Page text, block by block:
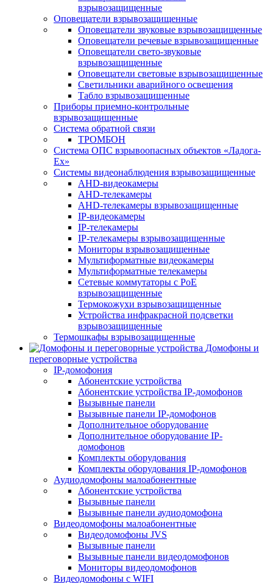
взрывозащищенные
Оповещатели взрывозащищенные
Оповещатели звуковые взрывозащищенные
Оповещатели речевые взрывозащищенные
Оповещатели свето-звуковые
взрывозащищенные
Оповещатели световые взрывозащищенные
Светильники аварийного освещения
Табло взрывозащищенные
Приборы приемно-контрольные
взрывозащищенные
Система обратной связи
ТРОМБОН
Система ОПС взрывоопасных объектов «Ладога-
Ex»
Системы видеонаблюдения взрывозащищенные
AHD-видеокамеры
AHD-телекамеры
AHD-телекамеры взрывозащищенные
IP-видеокамеры
IP-телекамеры
IP-телекамеры взрывозащищенные
Мониторы взрывозащищенные
Мультиформатные видеокамеры
Мультиформатные телекамеры
Сетевые коммутаторы с РоЕ
взрывозащищенные
Термокожухи взрывозащищенные
Устройства инфракрасной подсветки
взрывозащищенные
Термошкафы взрывозащищенные
Домофоны и
переговорные устройства
IP-домофония
Абонентские устройства
Абонентские устройства IP-домофонов
Вызывные панели
Вызывные панели IP-домофонов
Дополнительное оборудование
Дополнительное оборудование IP-
домофонов
Комплекты оборудования
Комплекты оборудования IP-домофонов
Аудиодомофоны малоабонентные
Абонентские устройства
Вызывные панели
Вызывные панели аудиодомофона
Видеодомофоны малоабонентные
Видеодомофоны JVS
Вызывные панели
Вызывные панели видеодомофонов
Мониторы видеодомофонов
Видеодомофоны с WIFI